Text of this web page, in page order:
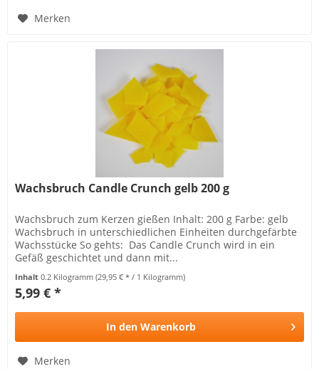
Merken
Wachsbruch Candle Crunch gelb 200 g
Wachsbruch zum Kerzen gießen Inhalt: 200 g Farbe: gelb
Wachsbruch in unterschiedlichen Einheiten durchgefärbte
Wachsstücke So gehts: Das Candle Crunch wird in ein
Gefäß geschichtet und dann mit...
Inhalt0.2 Kilogramm(29,95 € * / 1 Kilogramm)
5,99 € *
In den Warenkorb
Merken